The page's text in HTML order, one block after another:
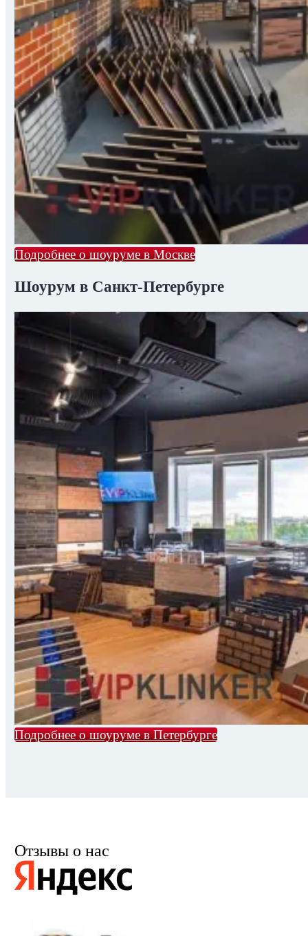
Подробнее о шоуруме в Москве
Шоурум в Санкт-Петербурге
Подробнее о шоуруме в Петербурге
Отзывы о нас